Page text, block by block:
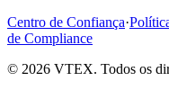
Centro de Confiança·
de Compliance
© 2026 VTEX. Todos os